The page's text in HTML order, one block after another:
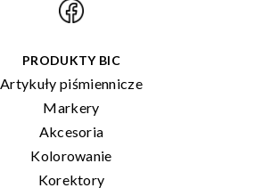
PRODUKTY BIC
Artykuły piśmiennicze
Markery
Akcesoria
Kolorowanie
Korektory